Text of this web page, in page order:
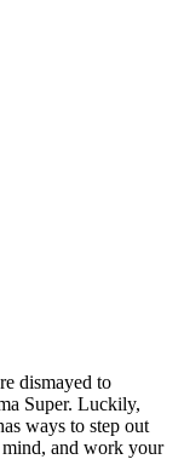
dismayed to
Super. Luckily,
ways to step out
and work your